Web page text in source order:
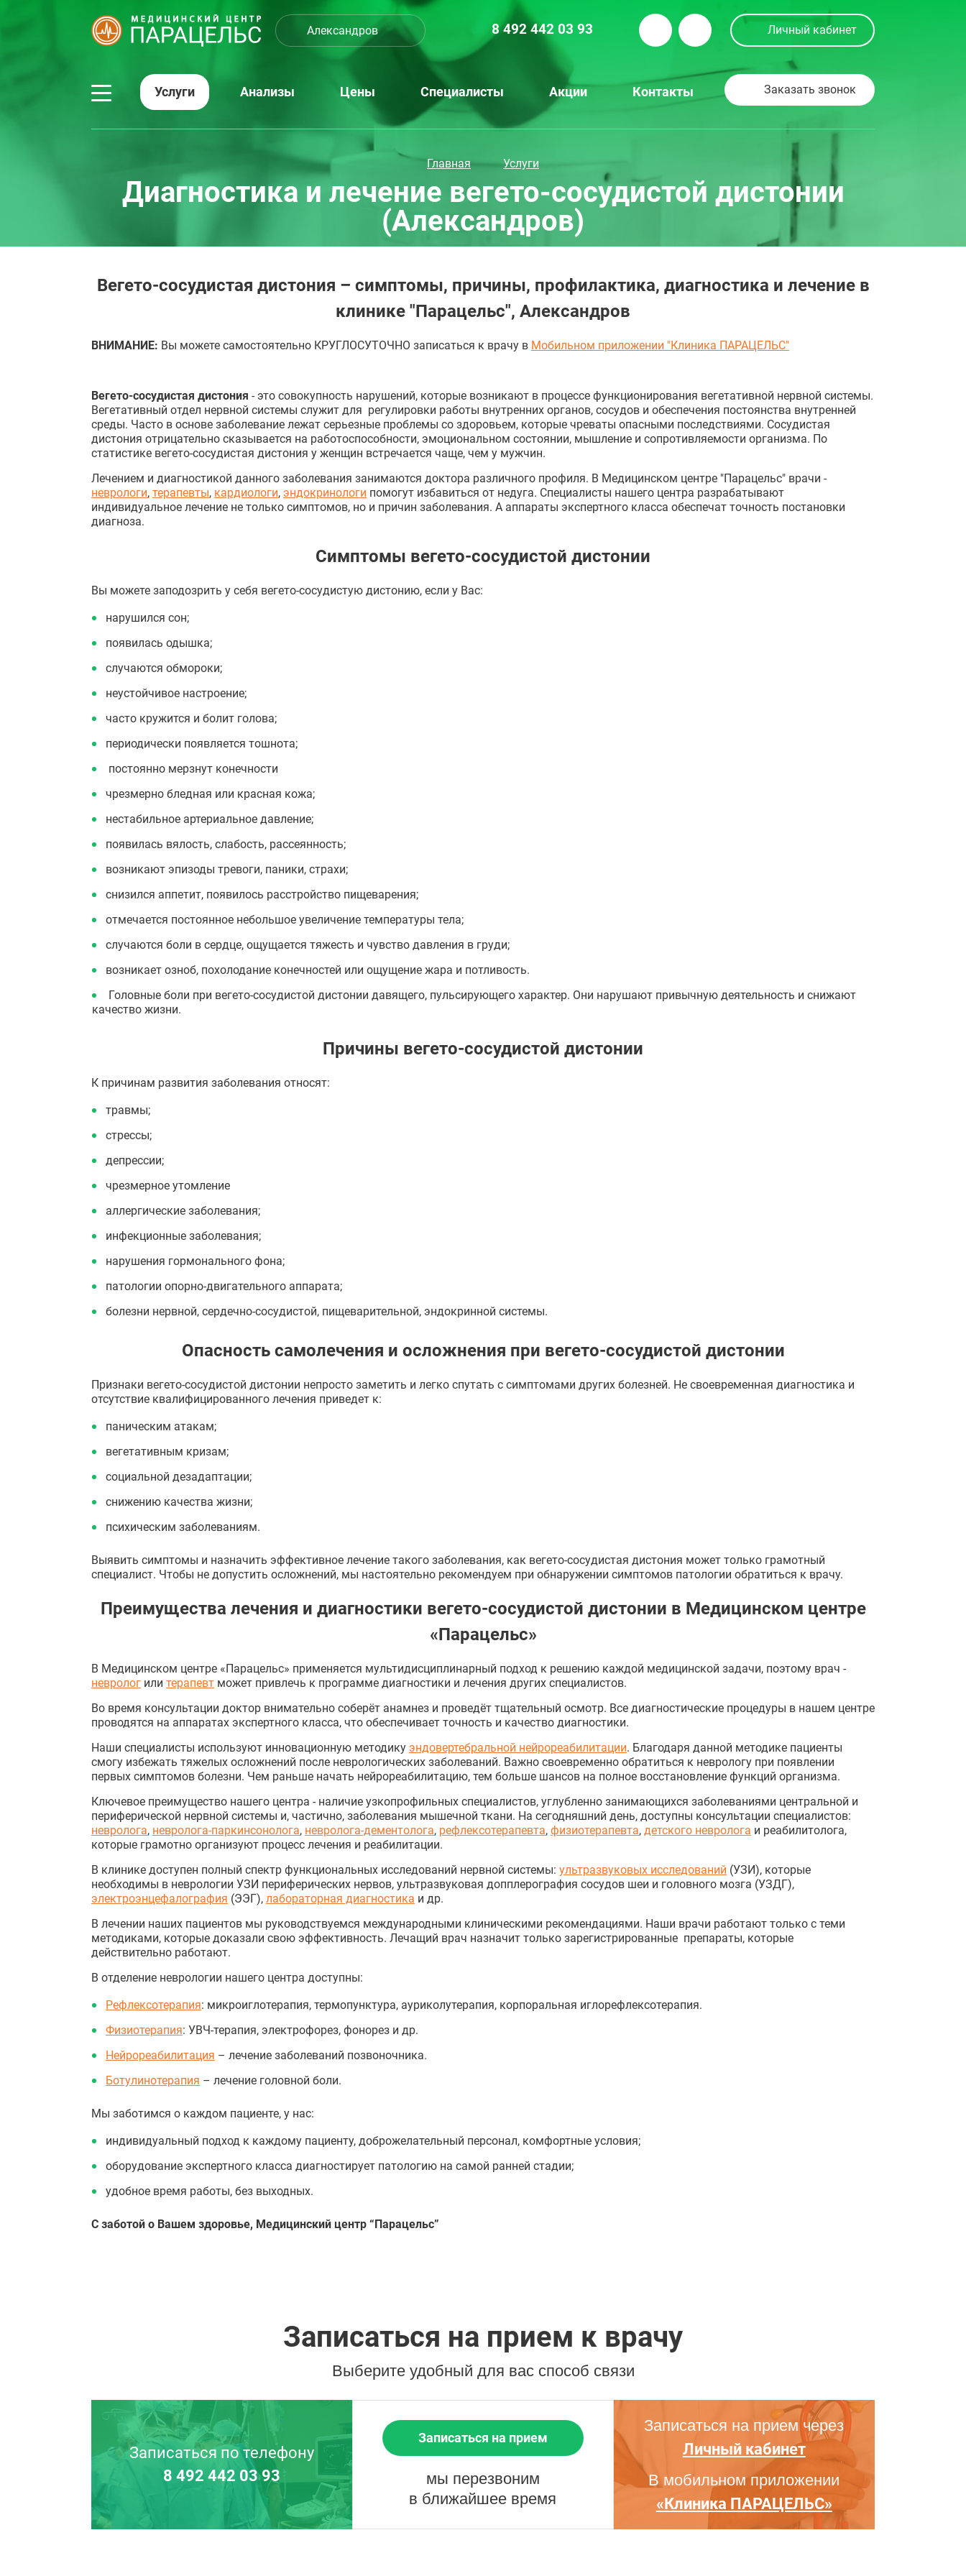
Александров 8 492 442 03 93 Личный кабинет
Услуги Анализы Цены Специалисты Акции Контакты Заказать звонок
Главная Услуги
Диагностика и лечение вегето-сосудистой дистонии
(Александров)
Вегето-сосудистая дистония – симптомы, причины, профилактика, диагностика и лечение в
клинике "Парацельс", Александров
ВНИМАНИЕ: Вы можете самостоятельно КРУГЛОСУТОЧНО записаться к врачу в Мобильном приложении "Клиника ПАРАЦЕЛЬС"
Вегето-сосудистая дистония - это совокупность нарушений, которые возникают в процессе функционирования вегетативной нервной системы.
Вегетативный отдел нервной системы служит для регулировки работы внутренних органов, сосудов и обеспечения постоянства внутренней
среды. Часто в основе заболевание лежат серьезные проблемы со здоровьем, которые чреваты опасными последствиями. Сосудистая
дистония отрицательно сказывается на работоспособности, эмоциональном состоянии, мышление и сопротивляемости организма. По
статистике вегето-сосудистая дистония у женщин встречается чаще, чем у мужчин.
Лечением и диагностикой данного заболевания занимаются доктора различного профиля. В Медицинском центре "Парацельс" врачи -
неврологи, терапевты, кардиологи, эндокринологи помогут избавиться от недуга. Специалисты нашего центра разрабатывают
индивидуальное лечение не только симптомов, но и причин заболевания. А аппараты экспертного класса обеспечат точность постановки
диагноза.
Симптомы вегето-сосудистой дистонии
Вы можете заподозрить у себя вегето-сосудистую дистонию, если у Вас:
нарушился сон;
появилась одышка;
случаются обмороки;
неустойчивое настроение;
часто кружится и болит голова;
периодически появляется тошнота;
постоянно мерзнут конечности
чрезмерно бледная или красная кожа;
нестабильное артериальное давление;
появилась вялость, слабость, рассеянность;
возникают эпизоды тревоги, паники, страхи;
снизился аппетит, появилось расстройство пищеварения;
отмечается постоянное небольшое увеличение температуры тела;
случаются боли в сердце, ощущается тяжесть и чувство давления в груди;
возникает озноб, похолодание конечностей или ощущение жара и потливость.
Головные боли при вегето-сосудистой дистонии давящего, пульсирующего характер. Они нарушают привычную деятельность и снижают
качество жизни.
Причины вегето-сосудистой дистонии
К причинам развития заболевания относят:
травмы;
стрессы;
депрессии;
чрезмерное утомление
аллергические заболевания;
инфекционные заболевания;
нарушения гормонального фона;
патологии опорно-двигательного аппарата;
болезни нервной, сердечно-сосудистой, пищеварительной, эндокринной системы.
Опасность самолечения и осложнения при вегето-сосудистой дистонии
Признаки вегето-сосудистой дистонии непросто заметить и легко спутать с симптомами других болезней. Не своевременная диагностика и
отсутствие квалифицированного лечения приведет к:
паническим атакам;
вегетативным кризам;
социальной дезадаптации;
снижению качества жизни;
психическим заболеваниям.
Выявить симптомы и назначить эффективное лечение такого заболевания, как вегето-сосудистая дистония может только грамотный
специалист. Чтобы не допустить осложнений, мы настоятельно рекомендуем при обнаружении симптомов патологии обратиться к врачу.
Преимущества лечения и диагностики вегето-сосудистой дистонии в Медицинском центре
«Парацельс»
В Медицинском центре «Парацельс» применяется мультидисциплинарный подход к решению каждой медицинской задачи, поэтому врач -
невролог или терапевт может привлечь к программе диагностики и лечения других специалистов.
Во время консультации доктор внимательно соберёт анамнез и проведёт тщательный осмотр. Все диагностические процедуры в нашем центре
проводятся на аппаратах экспертного класса, что обеспечивает точность и качество диагностики.
Наши специалисты используют инновационную методику эндовертебральной нейрореабилитации. Благодаря данной методике пациенты
смогу избежать тяжелых осложнений после неврологических заболеваний. Важно своевременно обратиться к неврологу при появлении
первых симптомов болезни. Чем раньше начать нейрореабилитацию, тем больше шансов на полное восстановление функций организма.
Ключевое преимущество нашего центра - наличие узкопрофильных специалистов, углубленно занимающихся заболеваниями центральной и
периферической нервной системы и, частично, заболевания мышечной ткани. На сегодняшний день, доступны консультации специалистов:
невролога, невролога-паркинсонолога, невролога-дементолога, рефлексотерапевта, физиотерапевта, детского невролога и реабилитолога,
которые грамотно организуют процесс лечения и реабилитации.
В клинике доступен полный спектр функциональных исследований нервной системы: ультразвуковых исследований (УЗИ), которые
необходимы в неврологии УЗИ периферических нервов, ультразвуковая допплерография сосудов шеи и головного мозга (УЗДГ),
электроэнцефалография (ЭЭГ), лабораторная диагностика и др.
В лечении наших пациентов мы руководствуемся международными клиническими рекомендациями. Наши врачи работают только с теми
методиками, которые доказали свою эффективность. Лечащий врач назначит только зарегистрированные препараты, которые
действительно работают.
В отделение неврологии нашего центра доступны:
Рефлексотерапия: микроиглотерапия, термопунктура, ауриколутерапия, корпоральная иглорефлексотерапия.
Физиотерапия: УВЧ-терапия, электрофорез, фонорез и др.
Нейрореабилитация – лечение заболеваний позвоночника.
Ботулинотерапия – лечение головной боли.
Мы заботимся о каждом пациенте, у нас:
индивидуальный подход к каждому пациенту, доброжелательный персонал, комфортные условия;
оборудование экспертного класса диагностирует патологию на самой ранней стадии;
удобное время работы, без выходных.
С заботой о Вашем здоровье, Медицинский центр “Парацельс”
Записаться на прием к врачу
Выберите удобный для вас способ связи
Записаться по телефону
8 492 442 03 93
Записаться на прием
мы перезвоним
в ближайшее время
Записаться на прием через
Личный кабинет
В мобильном приложении
«Клиника ПАРАЦЕЛЬС»